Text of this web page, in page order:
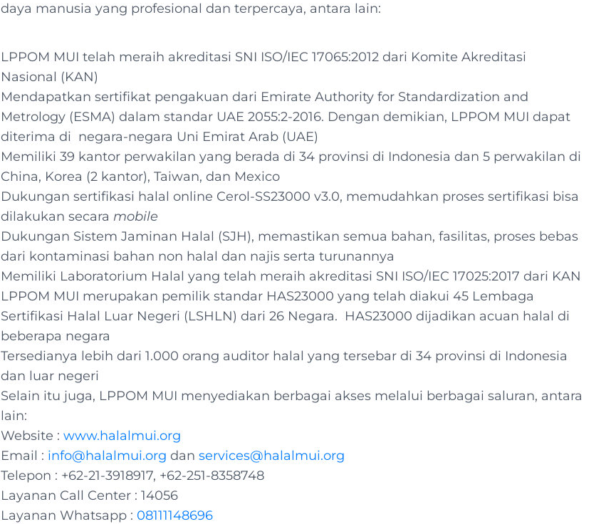
daya manusia yang profesional dan terpercaya, antara lain:
LPPOM MUI telah meraih akreditasi SNI ISO/IEC 17065:2012 dari Komite Akreditasi
Nasional (KAN)
Mendapatkan sertifikat pengakuan dari Emirate Authority for Standardization and
Metrology (ESMA) dalam standar UAE 2055:2-2016. Dengan demikian, LPPOM MUI dapat
diterima di negara-negara Uni Emirat Arab (UAE)
Memiliki 39 kantor perwakilan yang berada di 34 provinsi di Indonesia dan 5 perwakilan di
China, Korea (2 kantor), Taiwan, dan Mexico
Dukungan sertifikasi halal online Cerol-SS23000 v3.0, memudahkan proses sertifikasi bisa
dilakukan secara mobile
Dukungan Sistem Jaminan Halal (SJH), memastikan semua bahan, fasilitas, proses bebas
dari kontaminasi bahan non halal dan najis serta turunannya
Memiliki Laboratorium Halal yang telah meraih akreditasi SNI ISO/IEC 17025:2017 dari KAN
LPPOM MUI merupakan pemilik standar HAS23000 yang telah diakui 45 Lembaga
Sertifikasi Halal Luar Negeri (LSHLN) dari 26 Negara. HAS23000 dijadikan acuan halal di
beberapa negara
Tersedianya lebih dari 1.000 orang auditor halal yang tersebar di 34 provinsi di Indonesia
dan luar negeri
Selain itu juga, LPPOM MUI menyediakan berbagai akses melalui berbagai saluran, antara
lain:
Website :www.halalmui.org
Email : info@halalmui.org danservices@halalmui.org
Telepon : +62-21-3918917, +62-251-8358748
Layanan Call Center : 14056
Layanan Whatsapp : 08111148696